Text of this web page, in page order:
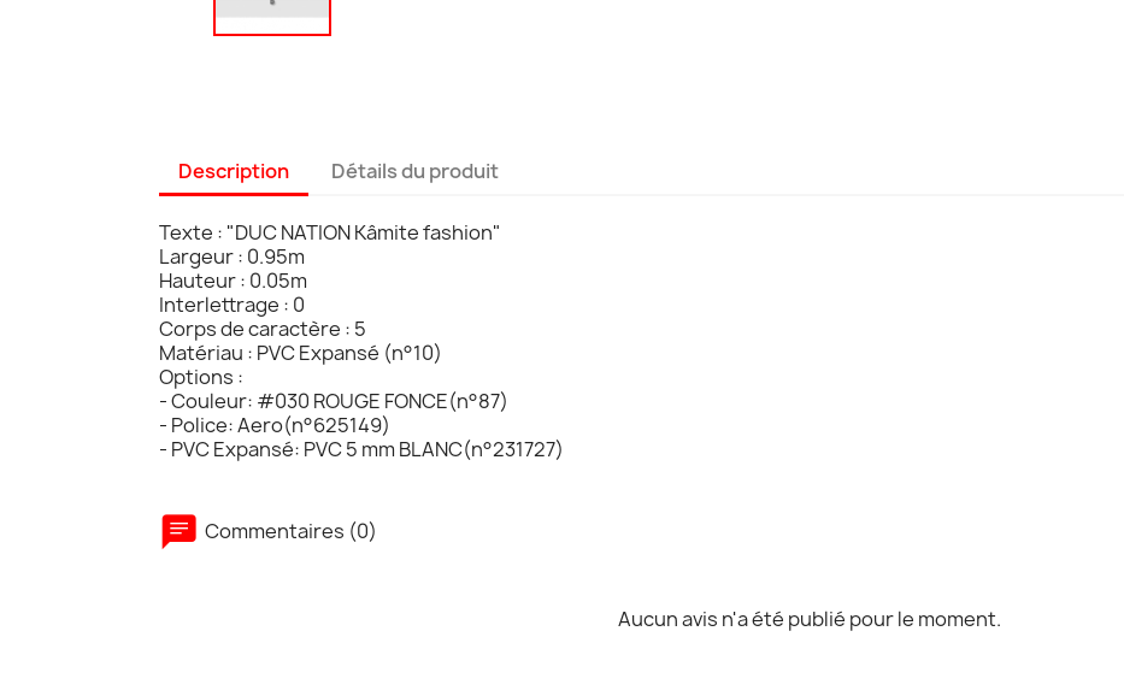
Description Détails du produit
Texte : "DUC NATION Kâmite fashion"
Largeur : 0.95m
Hauteur : 0.05m
Interlettrage : 0
Corps de caractère : 5
Matériau : PVC Expansé (n°10)
Options :
- Couleur: #030 ROUGE FONCE(n°87)
- Police: Aero(n°625149)
- PVC Expansé: PVC 5 mm BLANC(n°231727)
Commentaires (0)
Aucun avis n'a été publié pour le moment.